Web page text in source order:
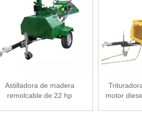
Astilladora de madera
remolcable de 22 hp
motor